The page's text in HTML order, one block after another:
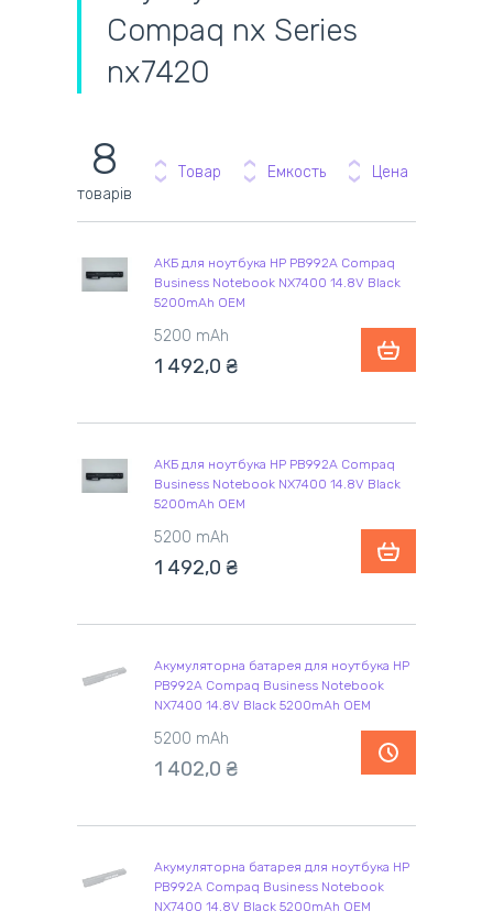
Compaq nx Series
nx7420
8
товарів
Товар Емкость Цена
АКБ для ноутбука HP PB992A Compaq
Business Notebook NX7400 14.8V Black
5200mAh OEM
5200 mAh
1 492,0 ₴
АКБ для ноутбука HP PB992A Compaq
Business Notebook NX7400 14.8V Black
5200mAh OEM
5200 mAh
1 492,0 ₴
Акумуляторна батарея для ноутбука HP
PB992A Compaq Business Notebook
NX7400 14.8V Black 5200mAh OEM
5200 mAh
1 402,0 ₴
Акумуляторна батарея для ноутбука HP
PB992A Compaq Business Notebook
NX7400 14.8V Black 5200mAh OEM